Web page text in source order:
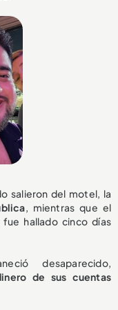
salieron del motel, la
, mientras que el
hallado cinco días
desaparecido,
de sus cuentas